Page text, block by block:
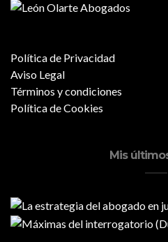
Política de Privacidad
Aviso Legal
Términos y condiciones
Política de Cookies
Mis